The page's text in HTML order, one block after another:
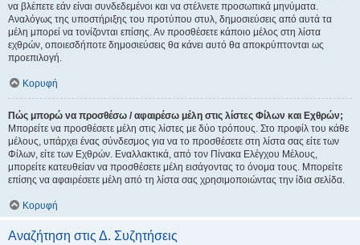
να βλέπετε εάν είναι συνδεδεμένοι και να στέλνετε προσωπικά μηνύματα.
Αναλόγως της υποστήριξης του προτύπου στυλ, δημοσιεύσεις από αυτά τα
μέλη μπορεί να τονίζονται επίσης. Αν προσθέσετε κάποιο μέλος στη λίστα
εχθρών, οποιεσδήποτε δημοσιεύσεις θα κάνει αυτό θα αποκρύπτονται ως
προεπιλογή.
Κορυφή
Πώς μπορώ να προσθέσω / αφαιρέσω μέλη στις λίστες Φίλων και Εχθρών;
Μπορείτε να προσθέσετε μέλη στις λίστες με δύο τρόπους. Στο προφίλ του κάθε
μέλους, υπάρχει ένας σύνδεσμος για να το προσθέσετε στη λίστα σας είτε των
Φίλων, είτε των Εχθρών. Εναλλακτικά, από τον Πίνακα Ελέγχου Μέλους,
μπορείτε κατευθείαν να προσθέσετε μέλη εισάγοντας το όνομα τους. Μπορείτε
επίσης να αφαιρέσετε μέλη από τη λίστα σας χρησιμοποιώντας την ίδια σελίδα.
Κορυφή
Αναζήτηση στις Δ. Συζητήσεις